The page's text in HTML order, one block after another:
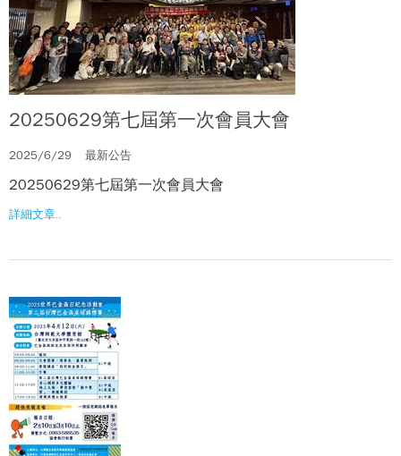
20250629第七屆第一次會員大會
2025/6/29 最新公告
20250629第七屆第一次會員大會
詳細文章..